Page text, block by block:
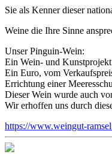
Sie als Kenner dieser
Weine die Ihre Sinne
Unser Pinguin-Wein:
Ein Wein- und
Ein Euro, vom
Errichtung einer
Dieser Wein wurde auch
Wir erhoffen uns durch
https://www.weingut-